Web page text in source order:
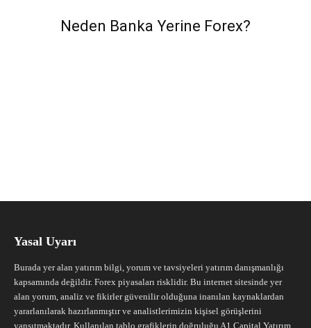
Neden Banka Yerine Forex?
Yasal Uyarı
Burada yer alan yatırım bilgi, yorum ve tavsiyeleri yatırım danışmanlığı
kapsamında değildir. Forex piyasaları risklidir. Bu internet sitesinde yer
alan yorum, analiz ve fikirler güvenilir olduğuna inanılan kaynaklardan
yararlanılarak hazırlanmıştır ve analistlerimizin kişisel görüşlerini
yansıtmaktadır. Kullanılan tablo grafiklerin doğruluğu A1 Capital Yatırım